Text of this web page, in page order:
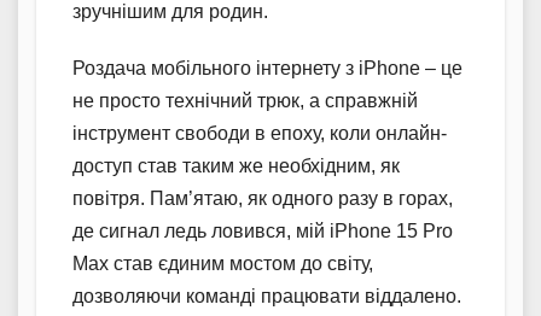
зручнішим для родин.
Роздача мобільного інтернету з iPhone – це
не просто технічний трюк, а справжній
інструмент свободи в епоху, коли онлайн-
доступ став таким же необхідним, як
повітря. Пам’ятаю, як одного разу в горах,
де сигнал ледь ловився, мій iPhone 15 Pro
Max став єдиним мостом до світу,
дозволяючи команді працювати віддалено.